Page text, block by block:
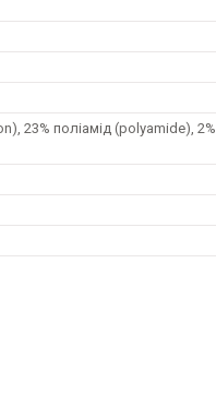
23% поліамід (polyamide), 2%